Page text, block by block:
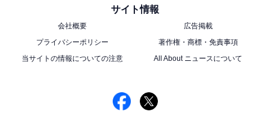
長年にわたってテレビ局でバラエティ番組、情報番組な
どを制作。その後、フリーランスの編集・ライターに転
身。芸能情報に精通し、週刊誌、ネットニュースでテレ
ビや芸能人に関するコラムなどを執筆。編集プロダクシ
サイト情報
会社概要
広告掲載
プライバシーポリシー
著作権・商標・免責事項
当サイトの情報についての注意
All About ニュースについて